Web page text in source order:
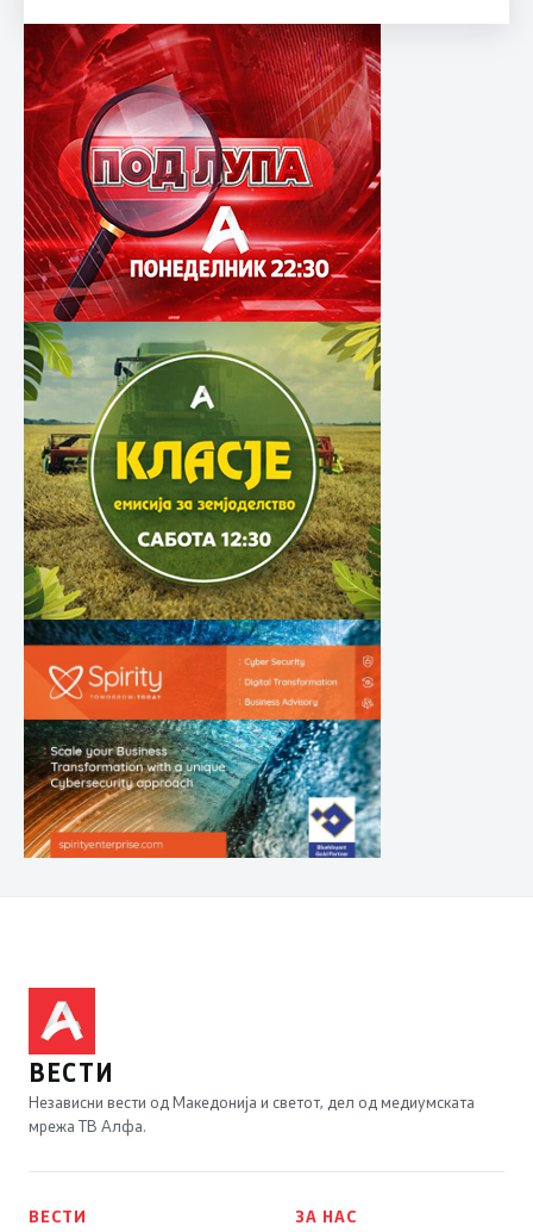
ВЕСТИ
Независни вести од Македонија и светот, дел од медиумската
мрежа ТВ Алфа.
ВЕСТИ
ЗА НАС